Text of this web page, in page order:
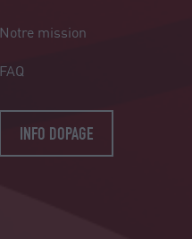
Notre mission
FAQ
INFO DOPAGE